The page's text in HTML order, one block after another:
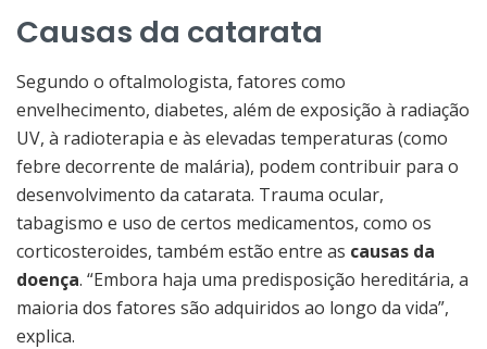
Causas da catarata
Segundo o oftalmologista, fatores como
envelhecimento, diabetes, além de exposição à radiação
UV, à radioterapia e às elevadas temperaturas (como
febre decorrente de malária), podem contribuir para o
desenvolvimento da catarata. Trauma ocular,
tabagismo e uso de certos medicamentos, como os
corticosteroides, também estão entre as causas da
doença. “Embora haja uma predisposição hereditária, a
maioria dos fatores são adquiridos ao longo da vida”,
explica.